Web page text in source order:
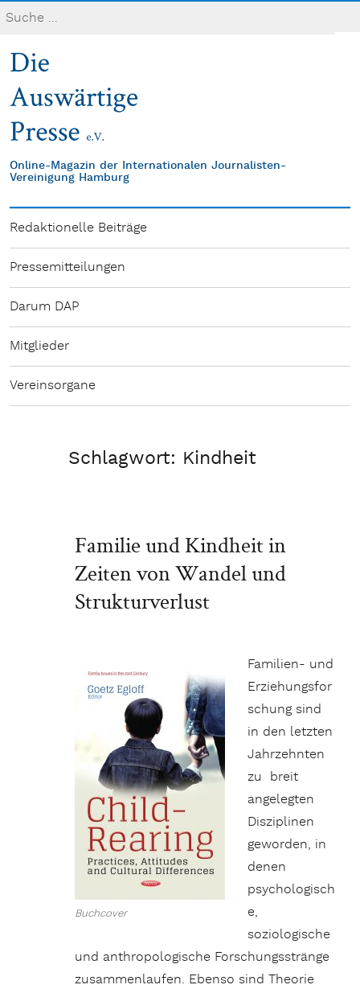
Online-Magazin der Internationalen Journalisten-
Vereinigung Hamburg
Redaktionelle Beiträge
Pressemitteilungen
Darum DAP
Mitglieder
Vereinsorgane
Schlagwort: Kindheit
Familie und Kindheit in
Zeiten von Wandel und
Strukturverlust
Buchcover
Familien- und
Erziehungsfor
schung sind
in den letzten
Jahrzehnten
zu breit
angelegten
Disziplinen
geworden, in
denen
psychologisch
e,
soziologische
und anthropologische Forschungsstränge
zusammenlaufen. Ebenso sind Theorie